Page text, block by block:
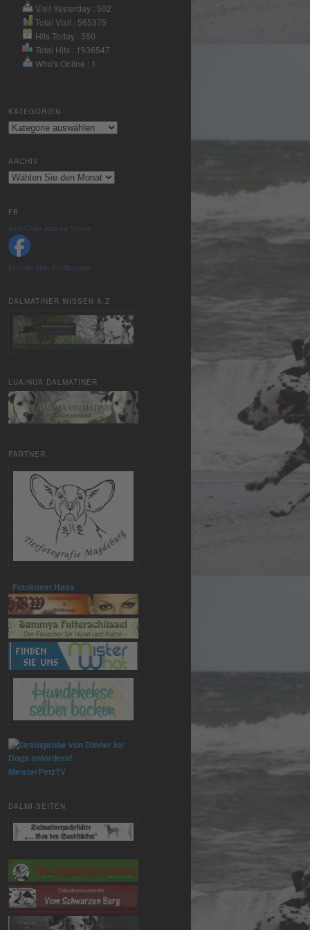
Nutzung des
Service zu, um
dieses Video
anzusehen.
Akzeptieren
Consent
eRecht24
Visit Yesterday : 502
Total Visit : 565375
Hits Today : 350
Total Hits : 1936547
Who's Online : 1
KATEGORIEN
Kategorien
ARCHIV
Archiv
FB
Axel Oder Andrea Schoe
Erstelle dein Profilbanner
DALMATINER WISSEN A-Z
LUA/NUA DALMATINER
PARTNER
Fotokunst Haas
MeisterPetzTV
DALMI-SEITEN